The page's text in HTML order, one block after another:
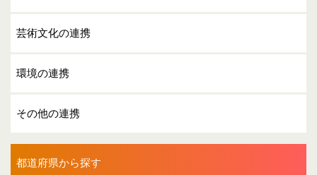
芸術文化の連携
環境の連携
その他の連携
都道府県から探す